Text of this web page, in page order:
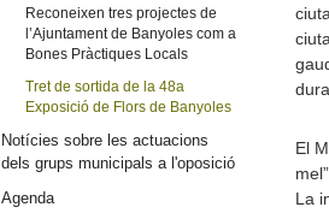
El
La
Reconeixen tres projectes de
l’Ajuntament de Banyoles com a
Bones Pràctiques Locals
Tret de sortida de la 48a
Exposició de Flors de Banyoles
Notícies sobre les actuacions
dels grups municipals a l'oposició
Agenda